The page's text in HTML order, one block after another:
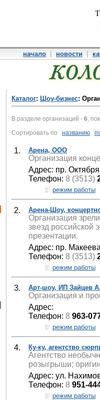
начало новости
Каталог: Шоу-бизнес:
В разделе организаций - 6 ,
Сортировать по названию
1. Арена, ООО
Организация
Адрес: пр.
Телефон: 8 (3513)
режим работы
2. Арена-Шоу,
Организация
звезд российской
презентации.
Адрес: пр.
Телефон: 8 (3513)
режим работы
3. Арт-шоу, ИП Зайцев
Организация и
Адрес:
Телефон: 8 963-
режим работы
4. Ку-ку, агентство
Агентство
розыгрыши;
Адрес: ул.
Телефон: 8 951-
режим работы